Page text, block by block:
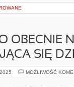
OBECNIE
SIĘ
MOŻLIWOŚĆ